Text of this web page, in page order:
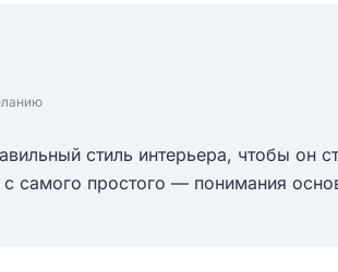
стиль интерьера, чтобы он
самого простого — понимания